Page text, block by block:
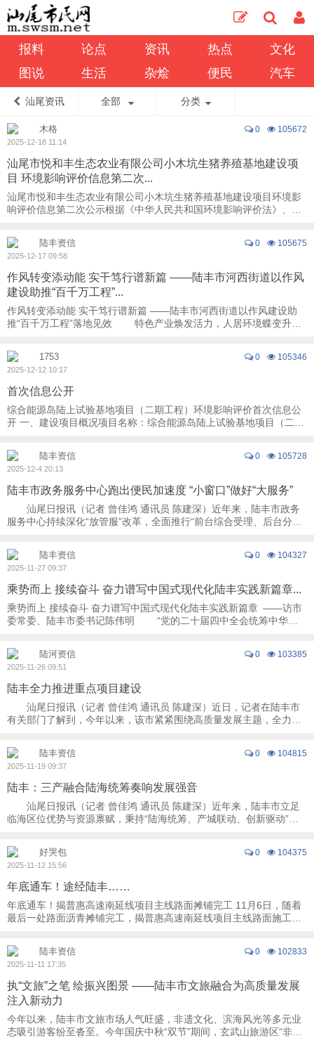
报料 论点 资讯 热点
文化
图说
生活 杂烩 便民 汽车
汕尾资讯 全部 分类
0 105672
木格
2025-12-18 11:14
汕尾市悦和丰生态农业有限公司小木坑生猪养殖基地建设项
目 环境影响评价信息第二次...
汕尾市悦和丰生态农业有限公司小木坑生猪养殖基地建设项目环境影
响评价信息第二次公示根据《中华人民共和国环境影响评价法》、
0 105675
陆丰资信
2025-12-17 09:58
作风转变添动能 实干笃行谱新篇 ——陆丰市河西街道以作风
建设助推“百千万工程”...
作风转变添动能 实干笃行谱新篇 ——陆丰市河西街道以作风建设助
推“百千万工程”落地见效 特色产业焕发活力，人居环境蝶变升
0 105346
1753
2025-12-12 10:17
首次信息公开
综合能源岛陆上试验基地项目（二期工程）环境影响评价首次信息公
开 一、建设项目概况项目名称：综合能源岛陆上试验基地项目（二期
0 105728
陆丰资信
2025-12-4 20:13
陆丰市政务服务中心跑出便民加速度 “小窗口”做好“大服务”
汕尾日报讯（记者 曾佳鸿 通讯员 陈建深）近年来，陆丰市政务
服务中心持续深化“放管服”改革，全面推行“前台综合受理、后台分类
0 104327
陆丰资信
2025-11-27 09:37
乘势而上 接续奋斗 奋力谱写中国式现代化陆丰实践新篇章...
乘势而上 接续奋斗 奋力谱写中国式现代化陆丰实践新篇章 ——访市
委常委、陆丰市委书记陈伟明 “党的二十届四中全会统筹中华民
0 103385
陆河资信
2025-11-26 09:51
陆丰全力推进重点项目建设
汕尾日报讯（记者 曾佳鸿 通讯员 陈建深）近日，记者在陆丰市
有关部门了解到，今年以来，该市紧紧围绕高质量发展主题，全力推
0 104815
陆丰资信
2025-11-19 09:37
陆丰：三产融合陆海统筹奏响发展强音
汕尾日报讯（记者 曾佳鸿 通讯员 陈建深）近年来，陆丰市立足
临海区位优势与资源禀赋，秉持“陆海统筹、产城联动、创新驱动”发
0 104375
好哭包
2025-11-12 15:56
年底通车！途经陆丰……
年底通车！揭普惠高速南延线项目主线路面摊铺完工 11月6日，随着
最后一处路面沥青摊铺完工，揭普惠高速南延线项目主线路面施工顺
0 102833
陆丰资信
2025-11-11 17:35
执“文旅”之笔 绘振兴图景 ——陆丰市文旅融合为高质量发展
注入新动力
今年以来，陆丰市文旅市场人气旺盛，非遗文化、滨海风光等多元业
态吸引游客纷至沓至。今年国庆中秋“双节”期间，玄武山旅游区“非遗